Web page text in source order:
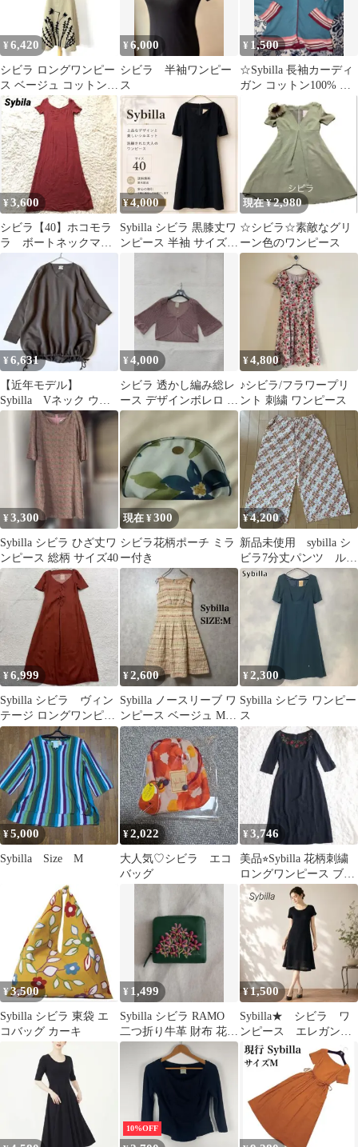
¥ 6,420
シビラ ロングワンピー
ス ベージュ コットン
リネン M B4688
¥6,000
シビラ 半袖ワンピー
ス
¥ 1,500
☆Sybilla 長袖カーディ
ガン コットン100% M
サイズ☆
¥3,600
シビラ【40】ホコモラ
ラ ボートネックマキ
シ丈ワンピース 格子
¥4,000
Sybilla シビラ 黒膝丈ワ
ンピース 半袖 サイズ40
現在 ¥2,980
☆シビラ☆素敵なグリ
ーン色のワンピース
¥6,631
【近年モデル】
Sybilla Vネック ウー
ルニットチュニック M
ドローコード
¥4,000
シビラ 透かし編み総レ
ース デザインボレロ サ
ーモンピンク
¥4,800
♪シビラ/フラワープリ
ント 刺繍 ワンピース
¥3,300
Sybilla シビラ ひざ丈ワ
ンピース 総柄 サイズ40
現在 ¥300
シビラ花柄ポーチ ミラ
ー付き
¥4,200
新品未使用 sybilla シ
ビラ7分丈パンツ ルー
ムウェア綿100%Mサイ
¥6,999
Sybilla シビラ ヴィン
テージ ロングワンピー
ス リネン混 リボ
ン レッド
¥2,600
Sybilla ノースリーブ ワ
ンピース ベージュ Mサ
イズ 刺繍 日本製
¥2,300
Sybilla シビラ ワンピー
ス
¥5,000
Sybilla Size M
¥2,022
大人気♡シビラ エコ
バッグ
¥3,746
美品⭐︎Sybilla 花柄刺繍
ロングワンピース ブラ
ック ［B223］
¥3,500
Sybilla シビラ 東袋 エ
コバッグ カーキ
¥ 1,499
Sybilla シビラ RAMO
二つ折り牛革 財布 花柄
刺繍 グリーン
¥1,500
Sybilla★ シビラ ワ
ンピース エレガン
ス ブラック 上品
ストレッチ素材
10%OFF